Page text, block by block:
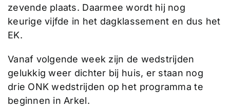
zevende plaats. Daarmee wordt hij nog
keurige vijfde in het dagklassement en dus het
EK.
Vanaf volgende week zijn de wedstrijden
gelukkig weer dichter bij huis, er staan nog
drie ONK wedstrijden op het programma te
beginnen in Arkel.